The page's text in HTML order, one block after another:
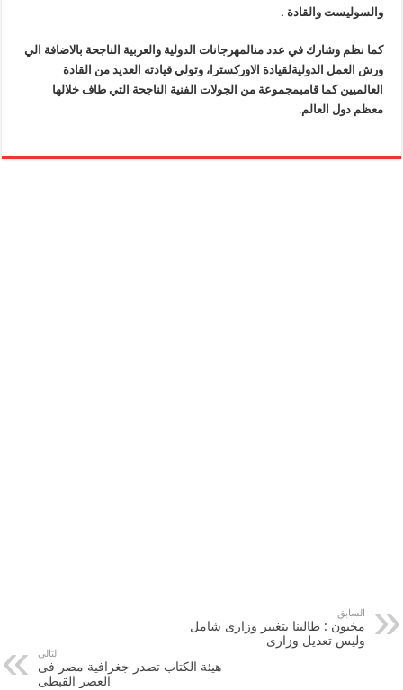
والسوليست والقادة .
كما نظم وشارك في عدد منالمهرجانات الدولية والعربية الناجحة بالاضافة الي
ورش العمل الدوليةلقيادة الاوركسترا، وتولي قيادته العديد من القادة
العالميين كما قامبمجموعة من الجولات الفنية الناجحة التي طاف خلالها
معظم دول العالم.
السابق
مخيون : طالبنا بتغيير وزارى شامل
وليس تعديل وزارى
التالي
هيئة الكتاب تصدر جغرافية مصر فى
العصر القبطى